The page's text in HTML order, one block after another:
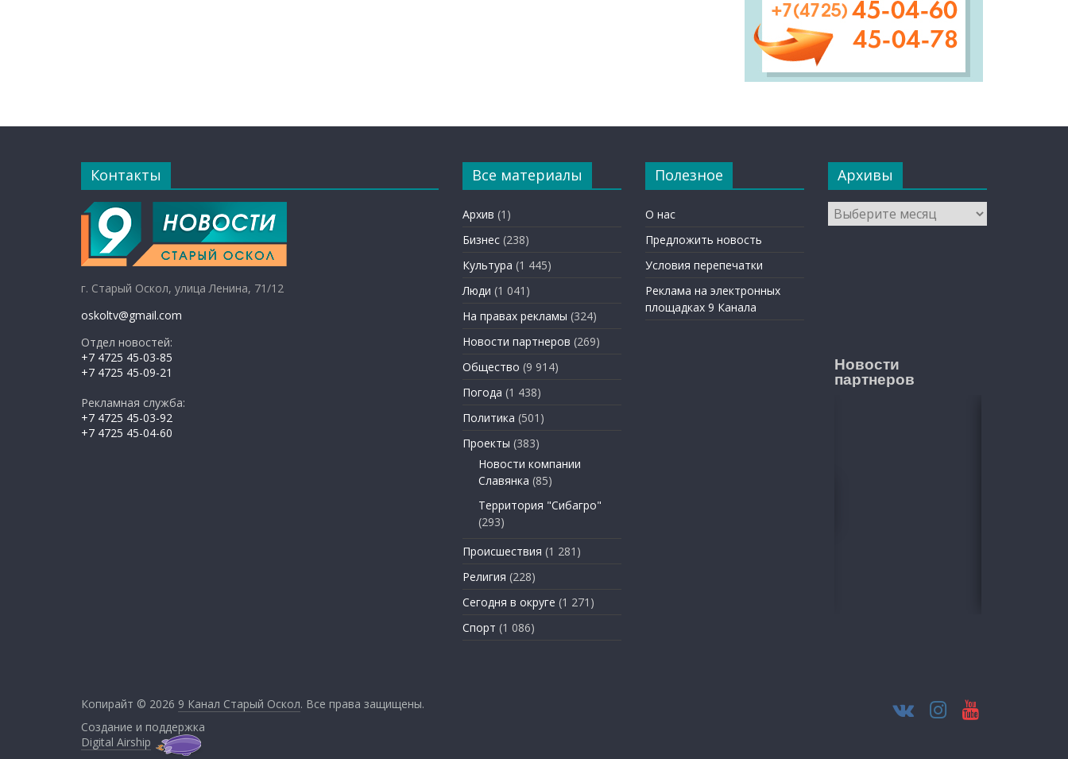
Контакты
г. Старый Оскол, улица Ленина, 71/12
oskoltv@gmail.com
Отдел новостей:
+7 4725 45-03-85
+7 4725 45-09-21
Рекламная служба:
+7 4725 45-03-92
+7 4725 45-04-60
Все материалы
Архив (1)
Бизнес (238)
Культура (1 445)
Люди (1 041)
На правах рекламы (324)
Новости партнеров (269)
Общество (9 914)
Погода (1 438)
Политика (501)
Проекты (383)
Новости компании
Славянка (85)
Территория "Сибагро"
(293)
Происшествия (1 281)
Религия (228)
Сегодня в округе (1 271)
Спорт (1 086)
Полезное
О нас
Предложить новость
Условия перепечатки
Реклама на электронных
площадках 9 Канала
Архивы
Архивы
Новости
партнеров
Копирайт © 2026 9 Канал Старый Оскол. Все права защищены.
Создание и поддержка
Digital Airship